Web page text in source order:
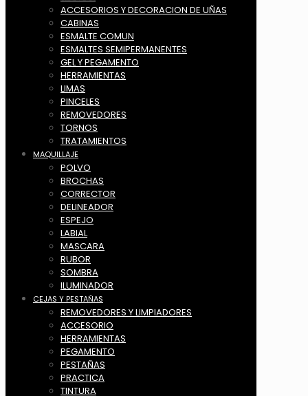
ACCESORIOS Y DECORACION DE UÑAS
CABINAS
ESMALTE COMUN
ESMALTES SEMIPERMANENTES
GEL Y PEGAMENTO
HERRAMIENTAS
LIMAS
PINCELES
REMOVEDORES
TORNOS
TRATAMIENTOS
MAQUILLAJE
POLVO
BROCHAS
CORRECTOR
DELINEADOR
ESPEJO
LABIAL
MASCARA
RUBOR
SOMBRA
ILUMINADOR
CEJAS Y PESTAÑAS
REMOVEDORES Y LIMPIADORES
ACCESORIO
HERRAMIENTAS
PEGAMENTO
PESTAÑAS
PRACTICA
TINTURA